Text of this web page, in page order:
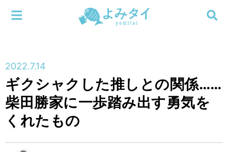
連載
検索する
メニューを閉じる
2022.7.14
ギクシャクした推しとの関係……
柴田勝家に一歩踏み出す勇気を
くれたもの